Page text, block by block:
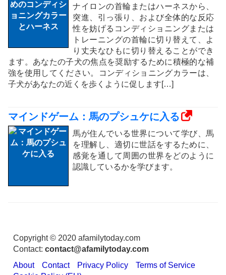
ナイロンの首輪またはハーネスから、
突進、引っ張り、および全体的な反応
性を妨げるコンディショニングまたは
トレーニングの首輪に切り替えて、よ
り丈夫なひもに切り替えることができ
ます。あなたの子犬の焦点を奨励するために積極的な補
強を使用してください。コンディショニングカラーは、
子犬があなたの近くを歩くように促します[…]
マインドゲーム：馬のプシュケに入る
馬が住んでいる世界について学び、馬
を理解し、適切に世話をするために、
感覚を通して周囲の世界をどのように
認識しているかを学びます。
Copyright © 2020 afamilytoday.com
Contact: contact@afamilytoday.com
About
Contact Privacy Policy
Terms of Service